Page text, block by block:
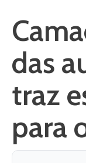
das
traz
para